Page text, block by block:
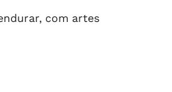
com artes